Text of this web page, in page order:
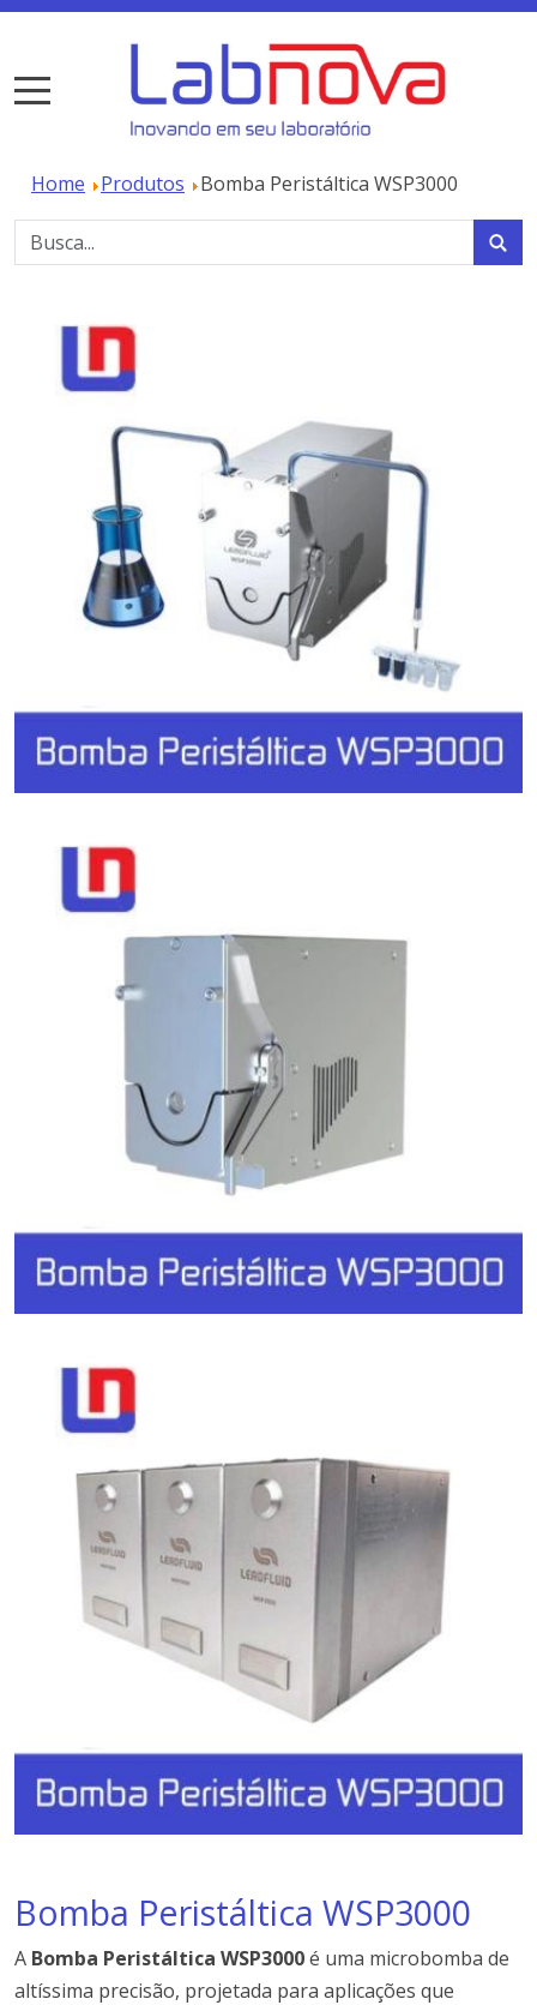
Home Produtos Bomba Peristáltica WSP3000
Bomba Peristáltica WSP3000
A Bomba Peristáltica WSP3000é uma microbomba de
altíssima precisão, projetada para aplicações que